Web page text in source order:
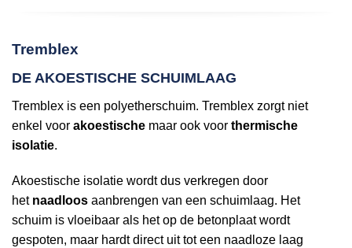
Tremblex
DE AKOESTISCHE SCHUIMLAAG
Tremblex is een polyetherschuim. Tremblex zorgt niet
enkel voor akoestische maar ook voor thermische
isolatie.
Akoestische isolatie wordt dus verkregen door
het naadloos aanbrengen van een schuimlaag. Het
schuim is vloeibaar als het op de betonplaat wordt
gespoten, maar hardt direct uit tot een naadloze laag